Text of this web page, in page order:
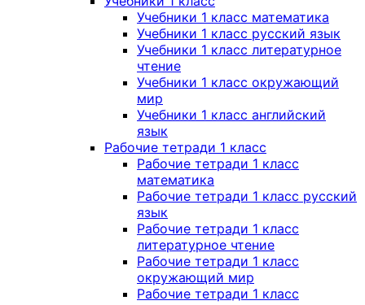
Учебники 1 класс математика
Учебники 1 класс русский язык
Учебники 1 класс литературное
чтение
Учебники 1 класс окружающий
мир
Учебники 1 класс английский
язык
Рабочие тетради 1 класс
Рабочие тетради 1 класс
математика
Рабочие тетради 1 класс русский
язык
Рабочие тетради 1 класс
литературное чтение
Рабочие тетради 1 класс
окружающий мир
Рабочие тетради 1 класс